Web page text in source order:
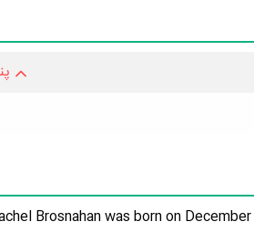
Brosnahan was born on